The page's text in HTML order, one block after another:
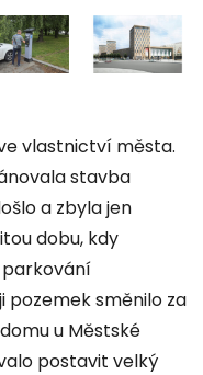
vlastnictví města.
stavba
a zbyla jen
dobu, kdy
pozemek směnilo za
u Městské
postavit velký